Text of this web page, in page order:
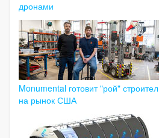
дронами
Monumental готовит "рой"
на рынок США